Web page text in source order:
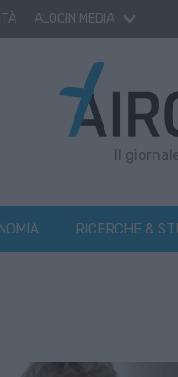
ALOCIN MEDIA
Il
RICERCHE &